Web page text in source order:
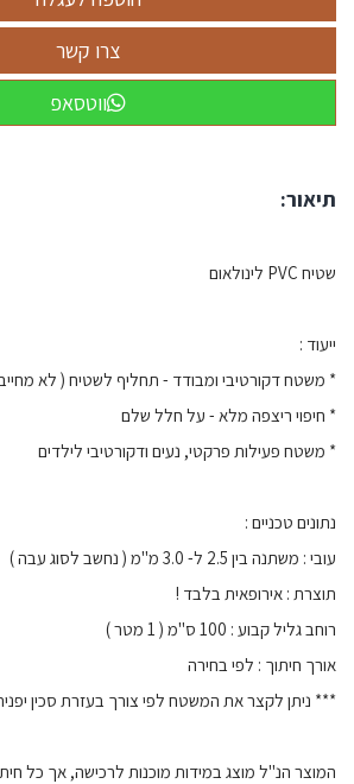
ווטסאפ
תיאור:
שטיח PVC לינולאום
ייעוד :
* משטח דקורטיבי ומבודד - תחליף לשטיח ( לא
* חיפוי ריצפה מלא - על חלל שלם
* משטח פעילות פרקטי, נעים ודקורטיבי לילדים
נתונים טכניים :
עובי : משתנה בין 2.5 ל- 3.0 מ"מ ( נחשב לסוג עבה )
תוצרת : אירופאית בלבד !
רוחב גליל קבוע : 100 ס"מ ( 1 מטר )
אורך חיתוך : לפי בחירה
*** ניתן לקצר את המשטח לפי צורך בעזרת סכין
המוצר הנ"ל מוצג במידות מוכנות לרכישה, אך כל